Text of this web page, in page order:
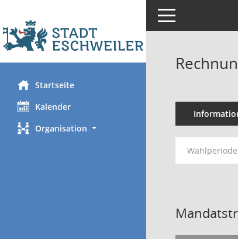
Startseite
Kalender
Organisation
Toggle navigation